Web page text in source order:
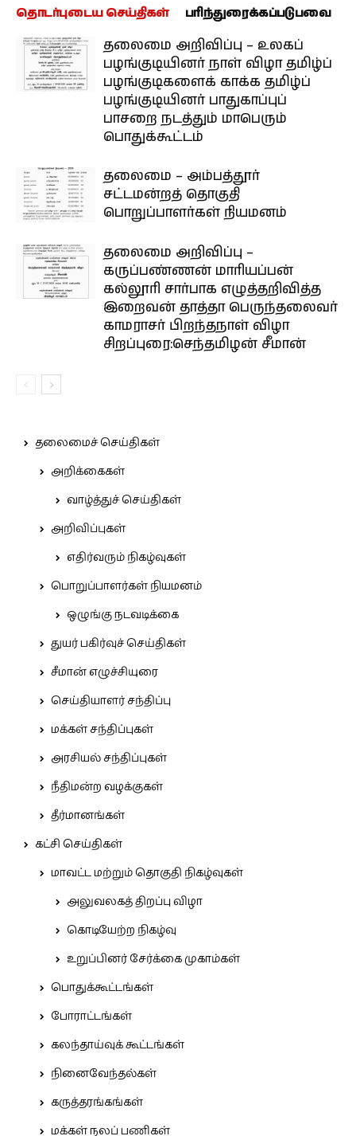
தொடர்புடைய செய்திகள் பரிந்துரைக்கப்படுபவை
தலைமை அறிவிப்பு – உலகப்
பழங்குடியினர் நாள் விழா தமிழ்ப்
பழங்குடிகளைக் காக்க தமிழ்ப்
பழங்குடியினர் பாதுகாப்புப்
பாசறை நடத்தும் மாபெரும்
பொதுக்கூட்டம்
தலைமை – அம்பத்தூர்
சட்டமன்றத் தொகுதி
பொறுப்பாளர்கள் நியமனம்
தலைமை அறிவிப்பு –
கருப்பண்ணன் மாரியப்பன்
கல்லூரி சார்பாக எழுத்தறிவித்த
இறைவன் தாத்தா பெருந்தலைவர்
காமராசர் பிறந்தநாள் விழா
சிறப்புரை:செந்தமிழன் சீமான்
தலைமைச் செய்திகள்
அறிக்கைகள்
வாழ்த்துச் செய்திகள்
அறிவிப்புகள்
எதிர்வரும் நிகழ்வுகள்
பொறுப்பாளர்கள் நியமனம்
ஒழுங்கு நடவடிக்கை
துயர் பகிர்வுச் செய்திகள்
சீமான் எழுச்சியுரை
செய்தியாளர் சந்திப்பு
மக்கள் சந்திப்புகள்
அரசியல் சந்திப்புகள்
நீதிமன்ற வழக்குகள்
தீர்மானங்கள்
கட்சி செய்திகள்
மாவட்ட மற்றும் தொகுதி நிகழ்வுகள்
அலுவலகத் திறப்பு விழா
கொடியேற்ற நிகழ்வு
உறுப்பினர் சேர்க்கை முகாம்கள்
பொதுக்கூட்டங்கள்
போராட்டங்கள்
கலந்தாய்வுக் கூட்டங்கள்
நினைவேந்தல்கள்
கருத்தரங்கங்கள்
மக்கள் நலப் பணிகள்